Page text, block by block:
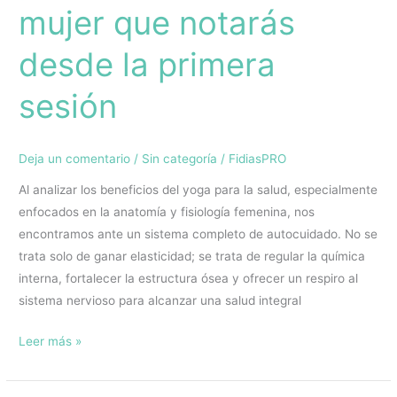
mujer que notarás
desde la primera
sesión
Deja un comentario / Sin categoría / FidiasPRO
Al analizar los beneficios del yoga para la salud, especialmente
enfocados en la anatomía y fisiología femenina, nos
encontramos ante un sistema completo de autocuidado. No se
trata solo de ganar elasticidad; se trata de regular la química
interna, fortalecer la estructura ósea y ofrecer un respiro al
sistema nervioso para alcanzar una salud integral
sesión
Leer más »